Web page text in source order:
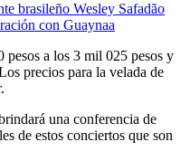
brasileño Wesley Safadão
con Guaynaa
pesos a los 3 mil 025 pesos y
precios para la velada de
una conferencia de
de estos conciertos que son